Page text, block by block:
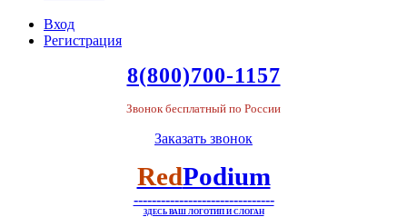
Вход
Регистрация
8(800)700-1157
Звонок бесплатный по России
Заказать звонок
RedPodium
-------------------------------
ЗДЕСЬ ВАШ ЛОГОТИП И СЛОГАН